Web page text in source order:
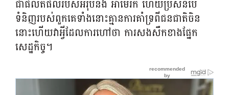
ជាផលិតផលរបស់អឺរ៉ុបនិង អាមេរិក​ ហើយប្រសិនបើ
ទំនិញរបស់ពួកគេទាំងនោះគ្មានការគាំទ្រពីជនជាតិចិន
នោះហើយវាអ្វីដែលការហៅថា ការសងសឹកខាងផ្នែក
សេដ្ឋកិច្ច។